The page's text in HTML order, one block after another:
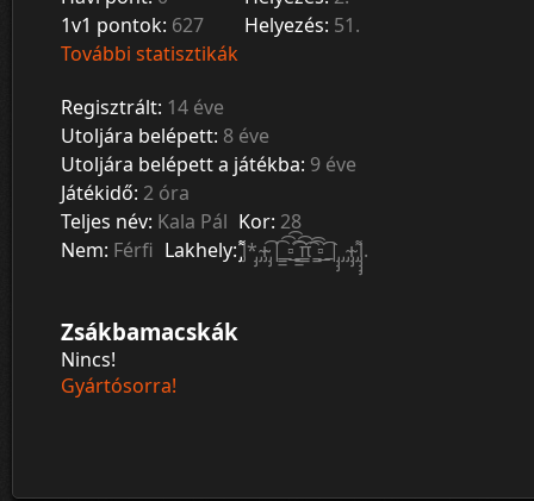
1v1 pontok: 627 Helyezés: 51.
További statisztikák
Regisztrált: 14 éve
Utoljára belépett: 8 éve
Utoljára belépett a játékba: 9 éve
Játékidő: 2 óra
Teljes név: Kala Pál Kor: 28
Nem: Férfi Lakhely: ̡͌l̡*̡̡ ̴̡ı̴̴̡ ̡̡͡|̲̲̲͡͡͡ ̲▫̲͡ ̲̲̲͡͡π̲̲͡͡ ̲̲͡▫̲̲͡͡ ̲|̡̡̡ ̡ ̴̡ı̴̡̡ ̡͌l̡̡̡̡.
Zsákbamacskák
Nincs!
Gyártósorra!